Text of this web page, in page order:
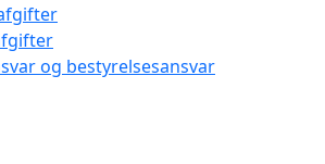
og bestyrelsesansvar